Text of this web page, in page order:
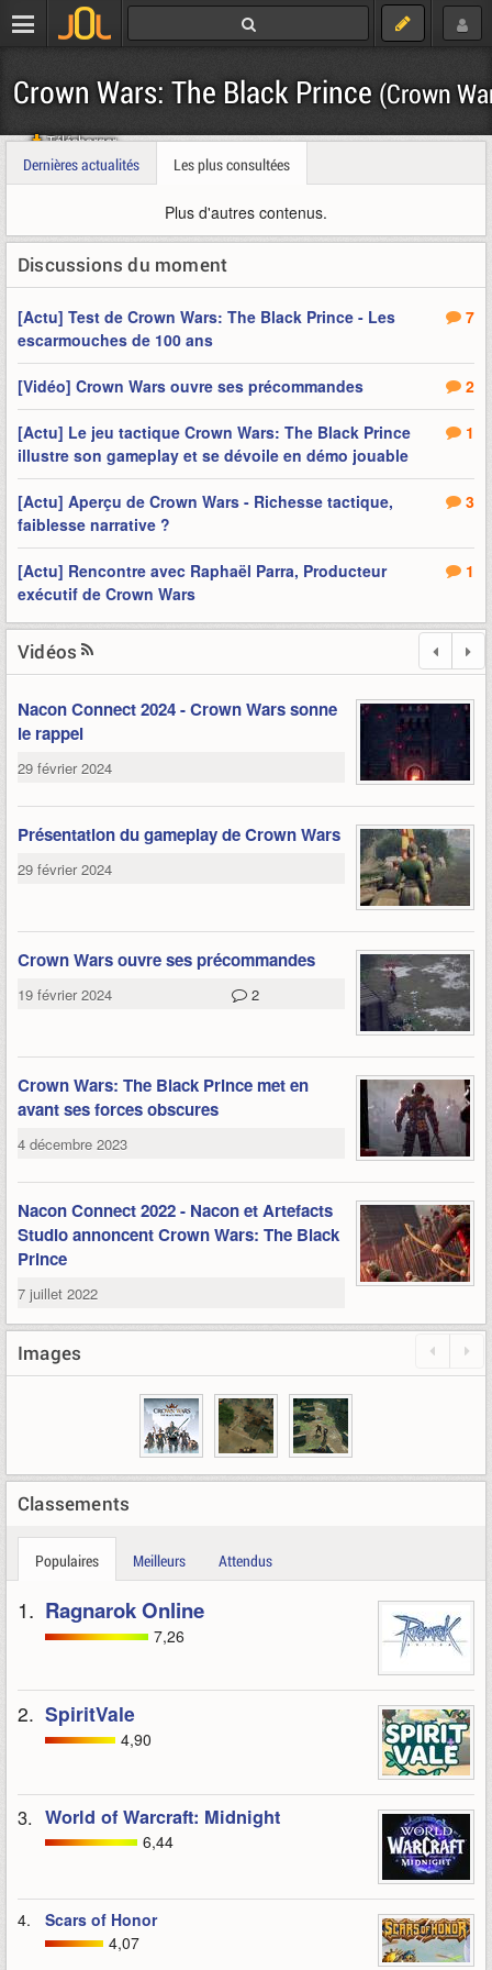
Crown Wars: The Black Prince(Crown
Télécharger
Dernières actualités
Les plus consultées
Plus d'autres contenus.
Discussions du moment
7
[Actu] Test de Crown Wars: The Black Prince - Les
escarmouches de 100 ans
2
[Vidéo] Crown Wars ouvre ses précommandes
1
[Actu] Le jeu tactique Crown Wars: The Black Prince
illustre son gameplay et se dévoile en démo jouable
3
[Actu] Aperçu de Crown Wars - Richesse tactique,
faiblesse narrative ?
1
[Actu] Rencontre avec Raphaël Parra, Producteur
exécutif de Crown Wars
Vidéos
Nacon Connect 2024 - Crown Wars sonne
le rappel
29 février 2024
Présentation du gameplay de Crown Wars
29 février 2024
Crown Wars ouvre ses précommandes
19 février 2024 2
Crown Wars: The Black Prince met en
avant ses forces obscures
4 décembre 2023
Nacon Connect 2022 - Nacon et Artefacts
Studio annoncent Crown Wars: The Black
Prince
7 juillet 2022
Images
Classements
Populaires Meilleurs Attendus
1. Ragnarok Online
7,26
2. SpiritVale
4,90
3. World of Warcraft: Midnight
6,44
4.
Scars of Honor
4,07